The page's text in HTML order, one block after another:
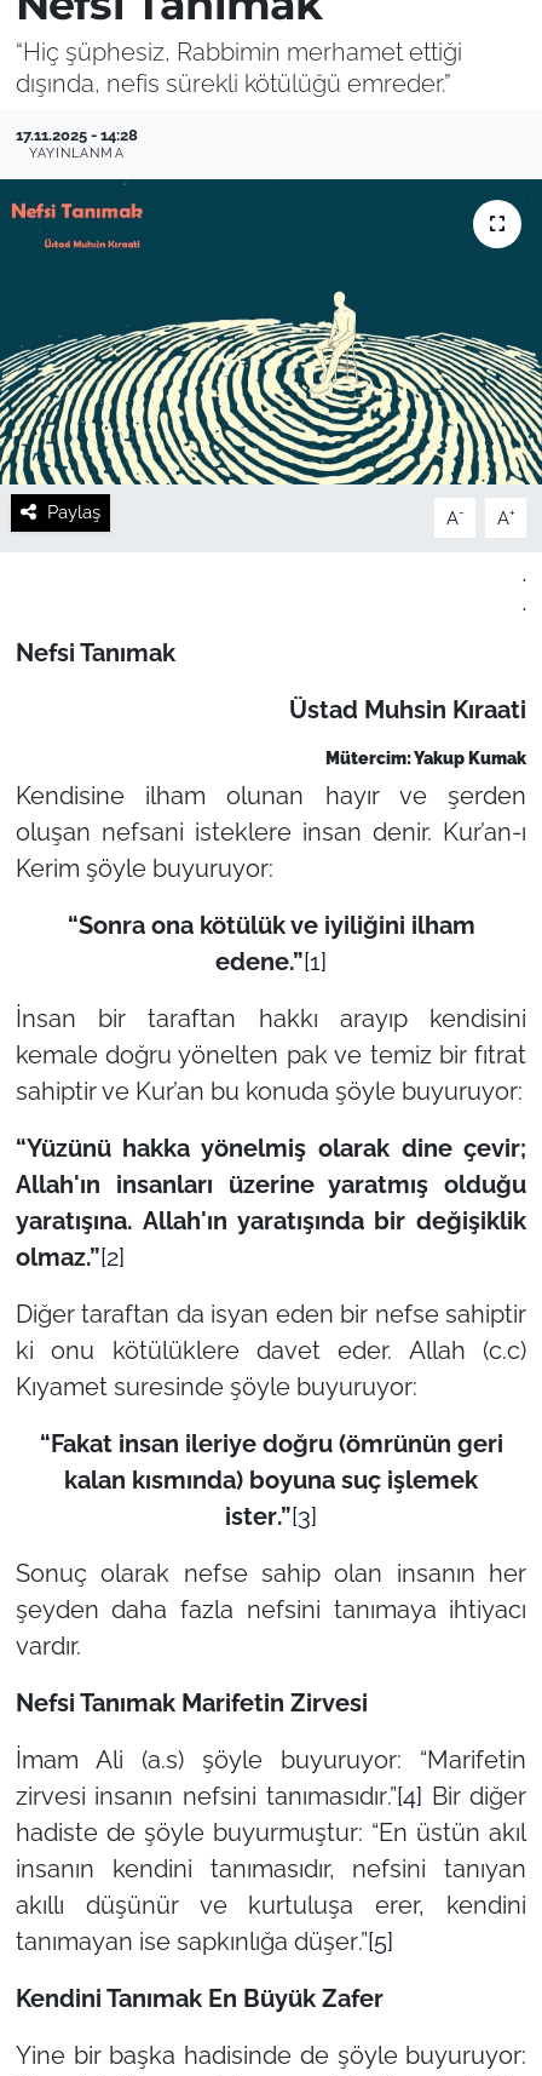
“Hiç şüphesiz, Rabbimin merhamet ettiği
dışında, nefis sürekli kötülüğü emreder.”
17.11.2025 - 14:28
YAYINLANMA
Paylaş A- A+
.
.
Nefsi Tanımak
Üstad Muhsin Kıraati
Mütercim: Yakup Kumak
Kendisine ilham olunan hayır ve şerden
oluşan nefsani isteklere insan denir. Kur’an-ı
Kerim şöyle buyuruyor:
“Sonra ona kötülük ve iyiliğini ilham
edene.”[1]
İnsan bir taraftan hakkı arayıp kendisini
kemale doğru yönelten pak ve temiz bir fıtrat
sahiptir ve Kur’an bu konuda şöyle buyuruyor:
“Yüzünü hakka yönelmiş olarak dine çevir;
Allah'ın insanları üzerine yaratmış olduğu
yaratışına. Allah'ın yaratışında bir değişiklik
olmaz.”[2]
Diğer taraftan da isyan eden bir nefse sahiptir
ki onu kötülüklere davet eder. Allah (c.c)
Kıyamet suresinde şöyle buyuruyor:
“Fakat insan ileriye doğru (ömrünün geri
kalan kısmında) boyuna suç işlemek
ister.”[3]
Sonuç olarak nefse sahip olan insanın her
şeyden daha fazla nefsini tanımaya ihtiyacı
vardır.
Nefsi Tanımak Marifetin Zirvesi
İmam Ali (a.s) şöyle buyuruyor: “Marifetin
zirvesi insanın nefsini tanımasıdır.”[4] Bir diğer
hadiste de şöyle buyurmuştur: “En üstün akıl
insanın kendini tanımasıdır, nefsini tanıyan
akıllı düşünür ve kurtuluşa erer, kendini
tanımayan ise sapkınlığa düşer.”[5]
Kendini Tanımak En Büyük Zafer
Yine bir başka hadisinde de şöyle buyuruyor: